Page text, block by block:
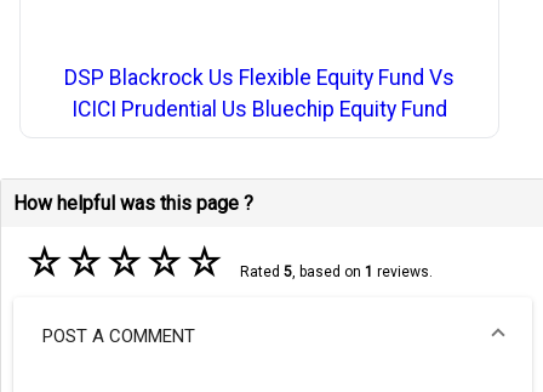
DSP Blackrock Us Flexible Equity Fund Vs
ICICI Prudential Us Bluechip Equity Fund
How helpful was this page ?
☆☆☆☆☆ Rated 5, based on 1 reviews.
POST A COMMENT